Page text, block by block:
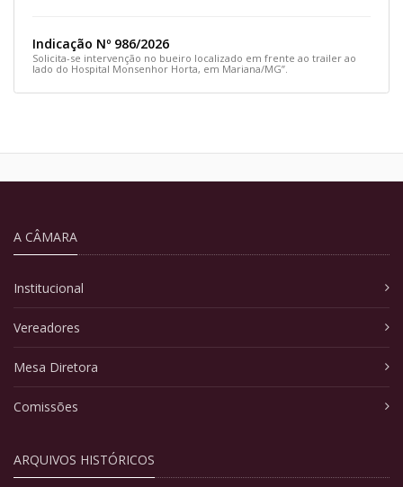
Indicação Nº 986/2026
Solicita-se intervenção no bueiro localizado em frente ao trailer ao
lado do Hospital Monsenhor Horta, em Mariana/MG”.
A CÂMARA
Institucional
Vereadores
Mesa Diretora
Comissões
ARQUIVOS HISTÓRICOS